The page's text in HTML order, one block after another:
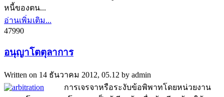
หนี้ของตน...
อ่านเพิ่มเติม...
47990
อนุญาโตตุลาการ
Written on 14 ธันวาคม 2012, 05.12 by admin
การเจรจาหรือระงับข้อพิพาทโดยหน่วยงาน